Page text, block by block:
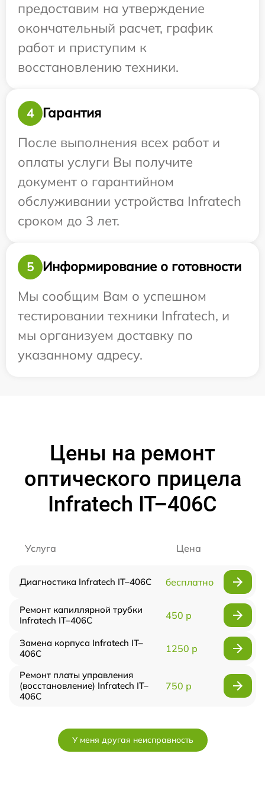
предоставим на утверждение
окончательный расчет, график
работ и приступим к
восстановлению техники.
4
Гарантия
После выполнения всех работ и
оплаты услуги Вы получите
документ о гарантийном
обслуживании устройства Infratech
сроком до 3 лет.
5
Информирование о готовности
Мы сообщим Вам о успешном
тестировании техники Infratech, и
мы организуем доставку по
указанному адресу.
Цены на ремонт
оптического прицела
Infratech IT–406С
Услуга Цена
Диагностика Infratech IT–406С бесплатно
Ремонт капиллярной трубки
Infratech IT–406С
450 р
Замена корпуса Infratech IT–
406С
1250 р
Ремонт платы управления
(восстановление) Infratech IT–
406С
750 р
У меня другая неисправность